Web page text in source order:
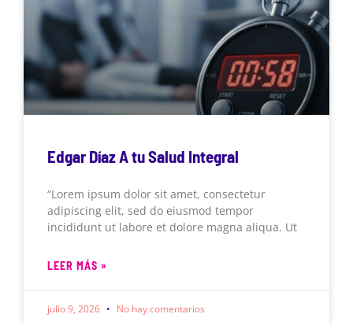
Edgar Díaz A tu Salud Integral
“Lorem ipsum dolor sit amet, consectetur
adipiscing elit, sed do eiusmod tempor
incididunt ut labore et dolore magna aliqua. Ut
LEER MÁS »
julio 9, 2026 No hay comentarios